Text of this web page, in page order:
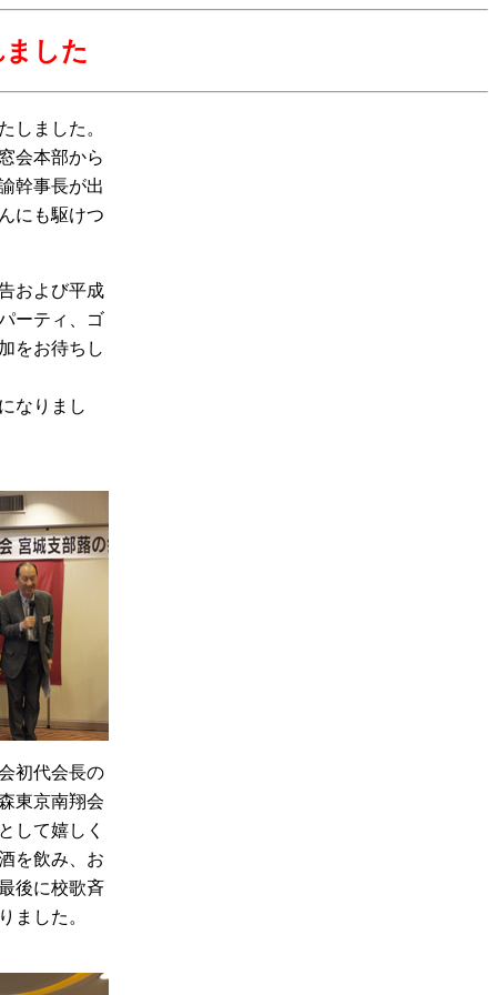
した
しました。
会本部から
幹事長が出
にも駆けつ
および平成
ーティ、ゴ
をお待ちし
なりまし
初代会長の
東京南翔会
して嬉しく
を飲み、お
後に校歌斉
ました。